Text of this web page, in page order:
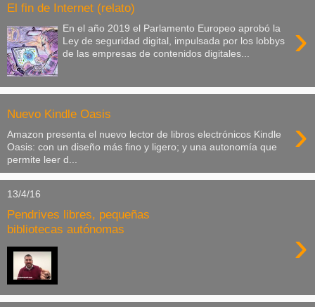
El fin de Internet (relato)
›
En el año 2019 el Parlamento Europeo aprobó la
Ley de seguridad digital, impulsada por los lobbys
de las empresas de contenidos digitales...
Nuevo Kindle Oasis ›
Amazon presenta el nuevo lector de libros electrónicos Kindle
Oasis: con un diseño más fino y ligero; y una autonomía que
permite leer d...
13/4/16
Pendrives libres, pequeñas
bibliotecas autónomas
›